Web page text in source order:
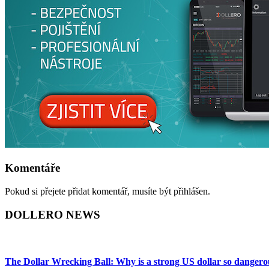
Komentáře
Pokud si přejete přidat komentář, musíte být přihlášen.
DOLLERO NEWS
The Dollar Wrecking Ball: Why is a strong US dollar so